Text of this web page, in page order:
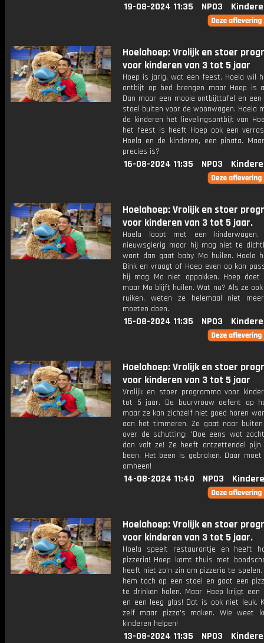
19-08-2024 11:35 NPO3
Hoelahoep: Vrolijk en stoer
voor kinderen van 3 tot 5 jaar
Hoep is jarig, wat een feest. Hoela wil
ontbijt op bed brengen maar Hoep is
Dan maar een mooie ontbijttafel en
stoel buiten voor de woonwagen. Hoela
de kinderen het lievelingsontbijt van
het feest is heeft Hoep ook een
Hoela en de kinderen, een pinata.
precies is?
16-08-2024 11:35 NPO3
Hoelahoep: Vrolijk en stoer
voor kinderen van 3 tot 5 jaar.
Hoela loopt met een
nieuwsgierig maar hij mag niet te
want dan gaat baby Mo huilen. Hoela
Bink en vraagt of Hoep even op kan
hij mag Mo niet oppakken. Hoep
maar Mo blijft huilen. Wat nu? Als ze
ruiken, weten ze helemaal niet
moeten doen.
15-08-2024 11:35 NPO3
Hoelahoep: Vrolijk en stoer
voor kinderen van 3 tot 5 jaar
Vrolijk en stoer programma voor
tot 5 jaar. De buurvrouw oefent op
maar ze kan zichzelf niet goed horen
aan het timmeren. Ze gaat naar
over de schutting: 'Doe eens wat
dan valt ze! Ze heeft ontzettendel pijn
been. Het been is gebroken. Daar
omheen!
14-08-2024 11:40 NPO3
Hoelahoep: Vrolijk en stoer
voor kinderen van 3 tot 5 jaar.
Hoela speelt restaurantje en heeft
pizzeria! Hoep komt thuis met
heeft niet zo'n zin om pizzeria te spelen.
hem toch op een stoel en gaat een
te drinken halen. Maar Hoep krijgt een
en een leeg glas! Dat is ook niet leuk.
zelf maar pizza's maken. Wie weet
kinderen helpen!
13-08-2024 11:35 NPO3